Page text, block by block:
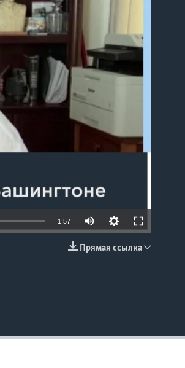
1:57
Прямая ссылка